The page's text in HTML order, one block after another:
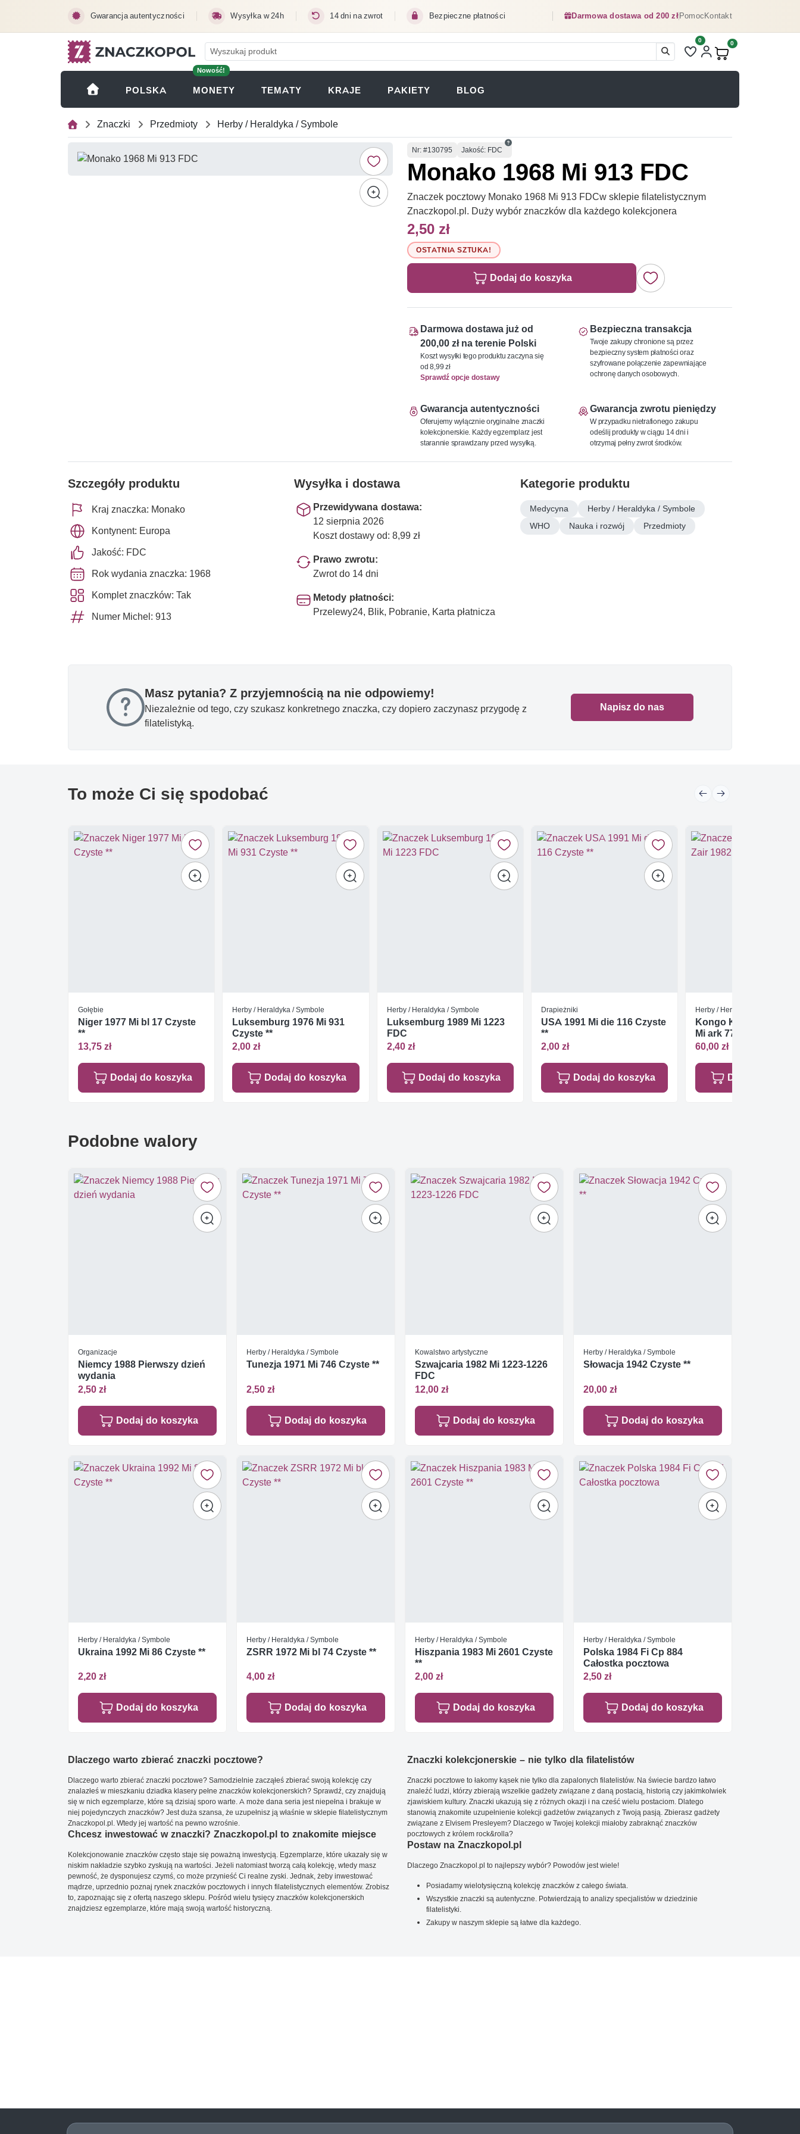
Gwarancja autentyczności Wysyłka w 24h 14 dni na zwrot Bezpieczne płatności Darmowa dostawa od 200 złPomocKontakt
Liczba pozycji na liście
0
Produkty w koszyku:
0
POLSKA
Nowość!
MONETY (OTWIERA SIĘ W NOWEJ KARCIE)
TEMATY KRAJE PAKIETY BLOG
Znaczki Przedmioty Herby / Heraldyka / Symbole
Numer
Nr: #130795 Jakość: FDC
Monako 1968 Mi 913 FDC
Znaczek pocztowy Monako 1968 Mi 913 FDCw sklepie filatelistycznym
Znaczkopol.pl. Duży wybór znaczków dla każdego kolekcjonera
2,50 zł
OSTATNIA SZTUKA!
Dodaj do koszyka
Darmowa dostawa już od
200,00 zł na terenie Polski
Koszt wysyłki tego produktu zaczyna się
od 8,99 zł
Sprawdź opcje dostawy
Bezpieczna transakcja
Twoje zakupy chronione są przez
bezpieczny system płatności oraz
szyfrowane połączenie zapewniające
ochronę danych osobowych.
Gwarancja autentyczności
Oferujemy wyłącznie oryginalne znaczki
kolekcjonerskie. Każdy egzemplarz jest
starannie sprawdzany przed wysyłką.
Gwarancja zwrotu pieniędzy
W przypadku nietrafionego zakupu
odeślij produkty w ciągu 14 dni i
otrzymaj pełny zwrot środków.
Szczegóły produktu
Kraj znaczka: Monako
Kontynent: Europa
Jakość: FDC
Rok wydania znaczka: 1968
Komplet znaczków: Tak
Numer Michel: 913
Wysyłka i dostawa
Przewidywana dostawa:
12 sierpnia 2026
Koszt dostawy od: 8,99 zł
Prawo zwrotu:
Zwrot do 14 dni
Metody płatności:
Przelewy24, Blik, Pobranie, Karta płatnicza
Kategorie produktu
Medycyna
Herby / Heraldyka / Symbole
WHO
Nauka i rozwój Przedmioty
Masz pytania? Z przyjemnością na nie odpowiemy!
Niezależnie od tego, czy szukasz konkretnego znaczka, czy dopiero zaczynasz przygodę z
filatelistyką.
Napisz do nas
To może Ci się spodobać
Gołębie
Niger 1977 Mi bl 17 Czyste
**
13,75 zł
Dodaj do koszyka
Herby / Heraldyka / Symbole
Luksemburg 1976 Mi 931
Czyste **
2,00 zł
Dodaj do koszyka
Herby / Heraldyka / Symbole
Luksemburg 1989 Mi 1223
FDC
2,40 zł
Dodaj do koszyka
Drapieżniki
USA 1991 Mi die 116 Czyste
**
2,00 zł
Dodaj do koszyka
Herby / Heraldyka / Symbole
Kongo Kinszasa / Zair
Mi ark 777 Czyste **
60,00 zł
Dodaj do
Podobne walory
Organizacje
Niemcy 1988 Pierwszy dzień
wydania
2,50 zł
Dodaj do koszyka
Herby / Heraldyka / Symbole
Tunezja 1971 Mi 746 Czyste **
2,50 zł
Dodaj do koszyka
Kowalstwo artystyczne
Szwajcaria 1982 Mi 1223-1226
FDC
12,00 zł
Dodaj do koszyka
Herby / Heraldyka / Symbole
Słowacja 1942 Czyste **
20,00 zł
Dodaj do koszyka
Herby / Heraldyka / Symbole
Ukraina 1992 Mi 86 Czyste **
2,20 zł
Dodaj do koszyka
Herby / Heraldyka / Symbole
ZSRR 1972 Mi bl 74 Czyste **
4,00 zł
Dodaj do koszyka
Herby / Heraldyka / Symbole
Hiszpania 1983 Mi 2601 Czyste
**
2,00 zł
Dodaj do koszyka
Herby / Heraldyka / Symbole
Polska 1984 Fi Cp 884
Całostka pocztowa
2,50 zł
Dodaj do koszyka
Dlaczego warto zbierać znaczki pocztowe?
Dlaczego warto zbierać znaczki pocztowe? Samodzielnie zacząłeś zbierać swoją kolekcję czy
znalazłeś w mieszkaniu dziadka klasery pełne znaczków kolekcjonerskich? Sprawdź, czy znajdują
się w nich egzemplarze, które są dzisiaj sporo warte. A może dana seria jest niepełna i brakuje w
niej pojedynczych znaczków? Jest duża szansa, że uzupełnisz ją właśnie w sklepie filatelistycznym
Znaczkopol.pl. Wtedy jej wartość na pewno wzrośnie.
Chcesz inwestować w znaczki? Znaczkopol.pl to znakomite miejsce
Kolekcjonowanie znaczków często staje się poważną inwestycją. Egzemplarze, które ukazały się w
niskim nakładzie szybko zyskują na wartości. Jeżeli natomiast tworzą całą kolekcję, wtedy masz
pewność, że dysponujesz czymś, co może przynieść Ci realne zyski. Jednak, żeby inwestować
mądrze, uprzednio poznaj rynek znaczków pocztowych i innych filatelistycznych elementów. Zrobisz
to, zapoznając się z ofertą naszego sklepu. Pośród wielu tysięcy znaczków kolekcjonerskich
znajdziesz egzemplarze, które mają swoją wartość historyczną.
Znaczki kolekcjonerskie – nie tylko dla filatelistów
Znaczki pocztowe to łakomy kąsek nie tylko dla zapalonych filatelistów. Na świecie bardzo łatwo
znaleźć ludzi, którzy zbierają wszelkie gadżety związane z daną postacią, historią czy jakimkolwiek
zjawiskiem kultury. Znaczki ukazują się z różnych okazji i na cześć wielu postaciom. Dlatego
stanowią znakomite uzupełnienie kolekcji gadżetów związanych z Twoją pasją. Zbierasz gadżety
związane z Elvisem Presleyem? Dlaczego w Twojej kolekcji miałoby zabraknąć znaczków
pocztowych z królem rock&rolla?
Postaw na Znaczkopol.pl
Dlaczego Znaczkopol.pl to najlepszy wybór? Powodów jest wiele!
Posiadamy wielotysięczną kolekcję znaczków z całego świata.
Wszystkie znaczki są autentyczne. Potwierdzają to analizy specjalistów w dziedzinie
filatelistyki.
Zakupy w naszym sklepie są łatwe dla każdego.